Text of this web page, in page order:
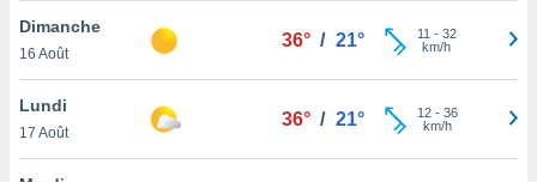
ainsi
un
la
du
Dimanche
16 Août
36° / 21° 11 - 32
km/h
Lundi
17 Août
36° / 21° 12- 36
km/h